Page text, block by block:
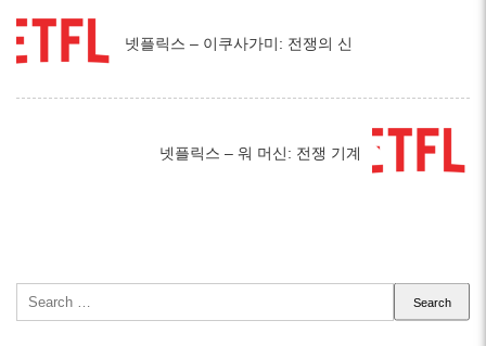
넷플릭스 – 이쿠사가미: 전쟁의 신
넷플릭스 – 워 머신: 전쟁 기계
for: